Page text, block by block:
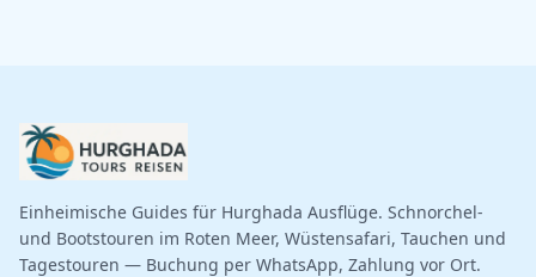
Einheimische Guides für Hurghada Ausflüge. Schnorchel-
und Bootstouren im Roten Meer, Wüstensafari, Tauchen und
Tagestouren — Buchung per WhatsApp, Zahlung vor Ort.